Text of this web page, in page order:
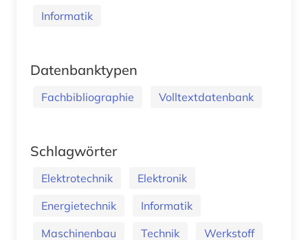
Informatik
Datenbanktypen
Fachbibliographie Volltextdatenbank
Schlagwörter
Elektrotechnik
Elektronik
Energietechnik
Informatik
Maschinenbau
Technik
Werkstoff